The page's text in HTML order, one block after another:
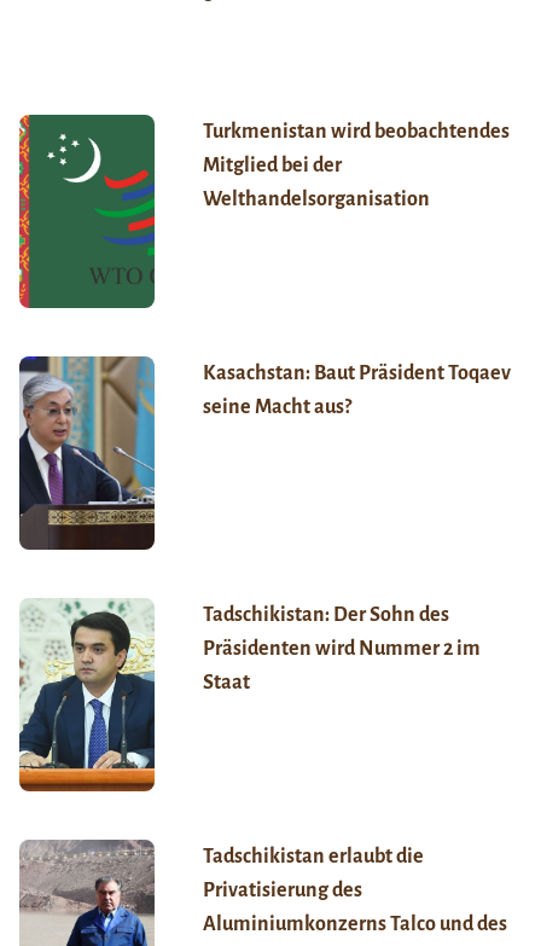
Turkmenistan wird beobachtendes
Mitglied bei der
Welthandelsorganisation
Kasachstan: Baut Präsident Toqaev
seine Macht aus?
Tadschikistan: Der Sohn des
Präsidenten wird Nummer 2 im
Staat
Tadschikistan erlaubt die
Privatisierung des
Aluminiumkonzerns Talco und des